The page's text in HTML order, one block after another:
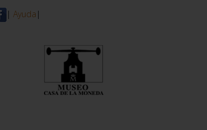
| Ayuda |